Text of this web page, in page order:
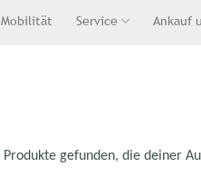
Mobilität Service Ankauf
Produkte gefunden, die deiner